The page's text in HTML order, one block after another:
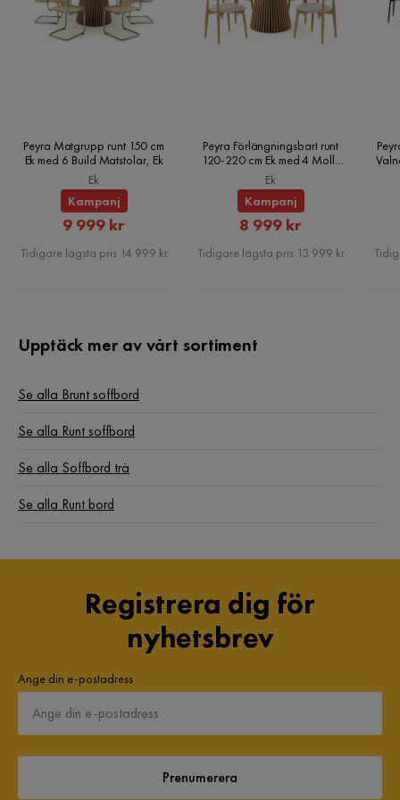
Peyra Matgrupp runt 150 cm
Ek med 6 Build Matstolar, Ek
Ek
Kampanj
Rabatterat
Pris
9 999 kr
Tidigare lägsta pris 14 999 kr
Peyra Förlängningsbart runt
120-220 cm Ek med 4 Molly
Matstolar, Ek
Ek
Kampanj
Rabatterat
Pris
8 999 kr
Tidigare lägsta pris 13 999 kr
Upptäck mer av vårt sortiment
Se alla Brunt soffbord
Se alla Runt soffbord
Se alla Soffbord trä
Se alla Runt bord
Registrera dig för
nyhetsbrev
Ange din e-postadress
Prenumerera